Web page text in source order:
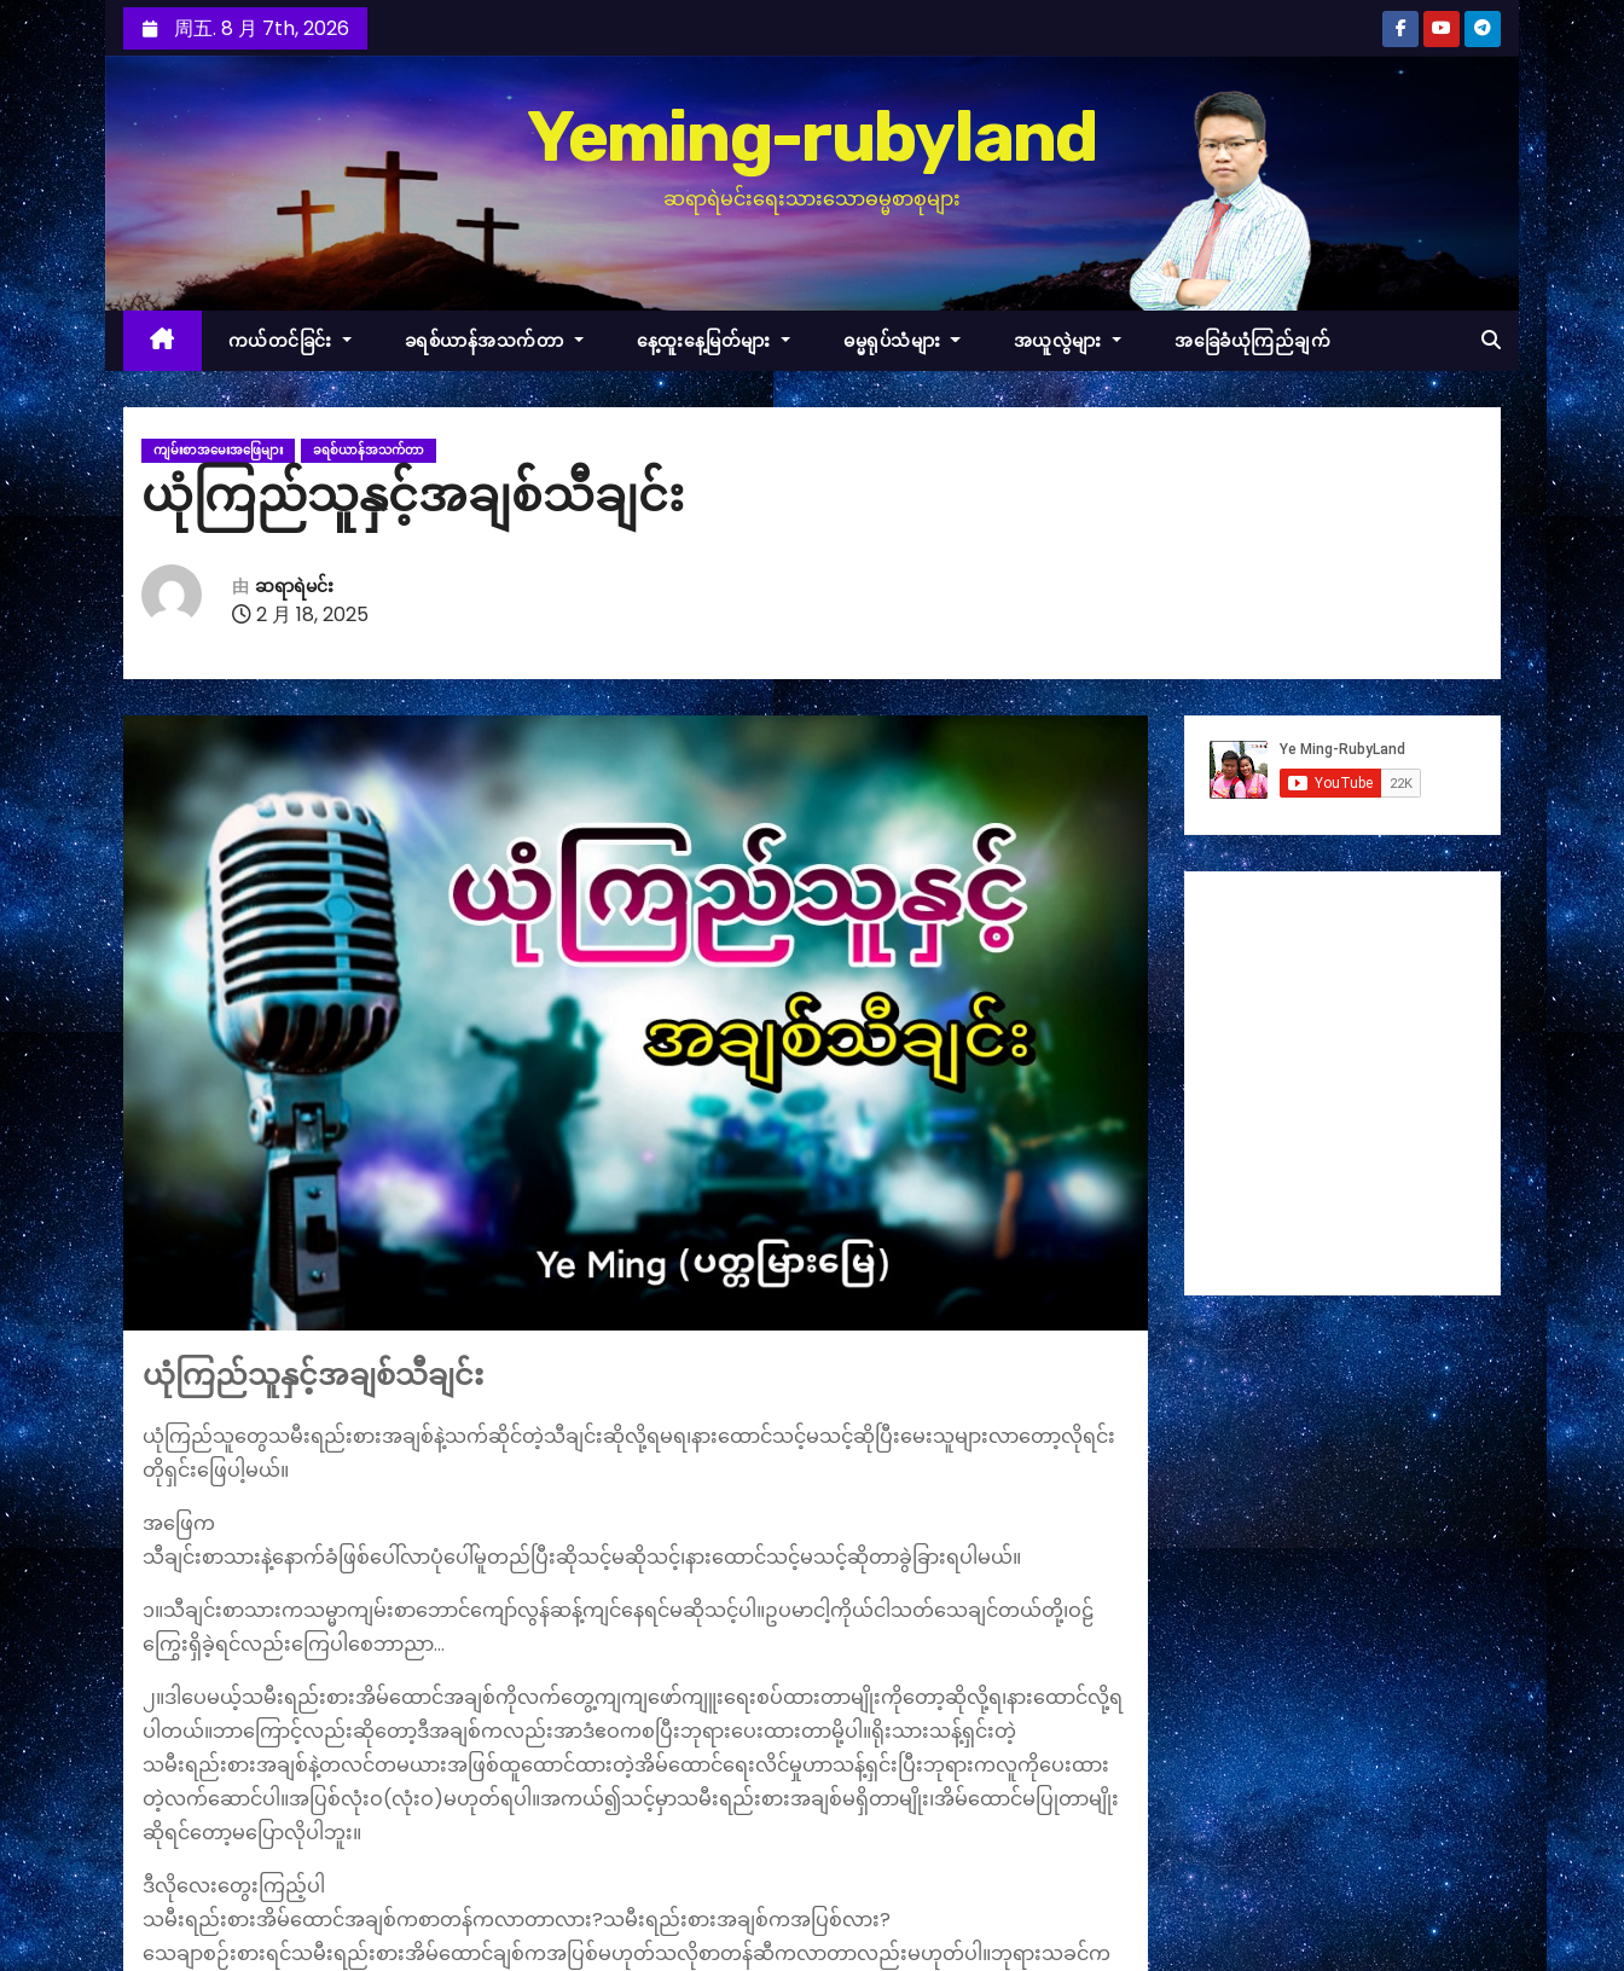
至
内
容
周五. 8 月 7th, 2026
Yeming-rubyland
ဆရာရဲမင်းရေးသားသောဓမ္မစာစုများ
ကယ်တင်ခြင်း ခရစ်ယာန်အသက်တာ နေ့ထူးနေ့မြတ်များ ဓမ္မရုပ်သံများ အယူလွဲများ အခြေခံယုံကြည်ချက်
ကျမ်းစာအမေးအဖြေများ ခရစ်ယာန်အသက်တာ
ယုံကြည်သူနှင့်အချစ်သီချင်း
由 ဆရာရဲမင်း
2 月 18, 2025
ယုံကြည်သူနှင့်အချစ်သီချင်း
ယုံကြည်သူတွေသမီးရည်းစားအချစ်နဲ့သက်ဆိုင်တဲ့သီချင်းဆိုလို့ရမရ၊နားထောင်သင့်မသင့်ဆိုပြီးမေးသူများလာတော့လိုရင်း
တိုရှင်းဖြေပါ့မယ်။
အဖြေက
သီချင်းစာသားနဲ့နောက်ခံဖြစ်ပေါ်လာပုံပေါ်မူတည်ပြီးဆိုသင့်မဆိုသင့်၊နားထောင်သင့်မသင့်ဆိုတာခွဲခြားရပါမယ်။
၁။သီချင်းစာသားကသမ္မာကျမ်းစာဘောင်ကျော်လွန်ဆန့်ကျင်နေရင်မဆိုသင့်ပါ။ဥပမာငါ့ကိုယ်ငါသတ်‌သေချင်တယ်တို့၊ဝဠ်
ကြွေးရှိခဲ့ရင်လည်းကြေပါစေဘာညာ…
၂။ဒါပေမယ့်သမီးရည်းစားအိမ်ထောင်အချစ်ကိုလက်တွေ့ကျကျဖော်ကျူးရေးစပ်ထားတာမျိုးကိုတော့ဆိုလို့ရ၊နားထောင်လို့ရ
ပါတယ်။ဘာကြောင့်လည်းဆိုတော့ဒီအချစ်ကလည်းအာဒံဧဝကစပြီးဘုရားပေးထားတာမို့ပါ။ရိုးသားသန့်ရှင်းတဲ့
သမီးရည်းစားအချစ်နဲ့တလင်တမယားအဖြစ်ထူ‌ထောင်ထားတဲ့အိမ်ထောင်ရေးလိင်မှုဟာသန့်ရှင်းပြီးဘုရားကလူကိုပေးထား
တဲ့လက်ဆောင်ပါ။အပြစ်လုံးဝ(လုံးဝ)မဟုတ်ရပါ။အကယ်၍သင့်မှာသမီးရည်းစားအချစ်မရှိတာမျိုး၊အိမ်ထောင်မပြုတာမျိုး
ဆိုရင်တော့မပြောလိုပါဘူး။
ဒီလိုလေးတွေးကြည့်ပါ
သမီးရည်းစားအိမ်ထောင်အချစ်ကစာတန်ကလာတာလား?သမီးရည်းစားအချစ်ကအပြစ်လား?
သေချာစဉ်းစားရင်သမီးရည်းစားအိမ်ထောင်ချစ်ကအပြစ်မဟုတ်သလိုစာတန်ဆီကလာတာလည်းမဟုတ်ပါ။ဘုရားသခင်က